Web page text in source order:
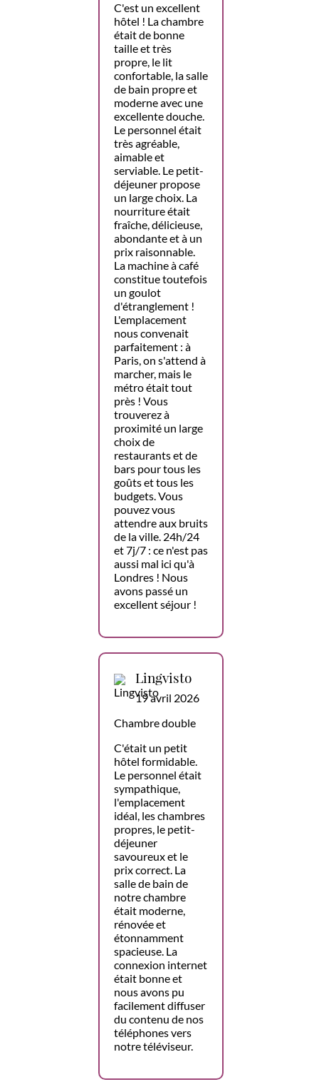
C'est un excellent
hôtel ! La chambre
était de bonne
taille et très
propre, le lit
confortable, la salle
de bain propre et
moderne avec une
excellente douche.
Le personnel était
très agréable,
aimable et
serviable. Le petit-
déjeuner propose
un large choix. La
nourriture était
fraîche, délicieuse,
abondante et à un
prix raisonnable.
La machine à café
constitue toutefois
un goulot
d'étranglement !
L'emplacement
nous convenait
parfaitement : à
Paris, on s'attend à
marcher, mais le
métro était tout
près ! Vous
trouverez à
proximité un large
choix de
restaurants et de
bars pour tous les
goûts et tous les
budgets. Vous
pouvez vous
attendre aux bruits
de la ville. 24h/24
et 7j/7 : ce n'est pas
aussi mal ici qu'à
Londres ! Nous
avons passé un
excellent séjour !
Lingvisto
19 avril 2026
Chambre double
C'était un petit
hôtel formidable.
Le personnel était
sympathique,
l'emplacement
idéal, les chambres
propres, le petit-
déjeuner
savoureux et le
prix correct. La
salle de bain de
notre chambre
était moderne,
rénovée et
étonnamment
spacieuse. La
connexion internet
était bonne et
nous avons pu
facilement diffuser
du contenu de nos
téléphones vers
notre téléviseur.